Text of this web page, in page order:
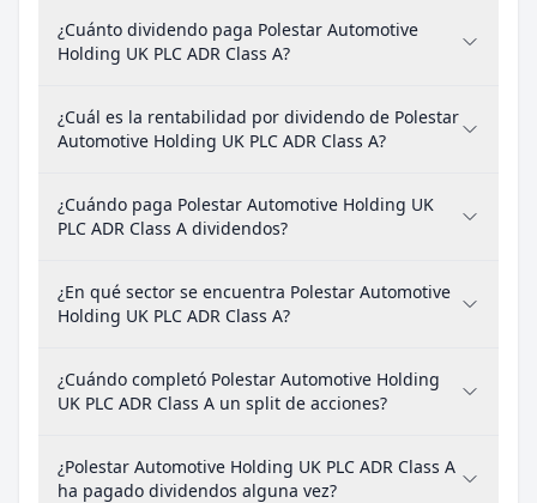
¿Cuánto dividendo paga Polestar Automotive
Holding UK PLC ADR Class A?
¿Cuál es la rentabilidad por dividendo de Polestar
Automotive Holding UK PLC ADR Class A?
¿Cuándo paga Polestar Automotive Holding UK
PLC ADR Class A dividendos?
¿En qué sector se encuentra Polestar Automotive
Holding UK PLC ADR Class A?
¿Cuándo completó Polestar Automotive Holding
UK PLC ADR Class A un split de acciones?
¿Polestar Automotive Holding UK PLC ADR Class A
ha pagado dividendos alguna vez?